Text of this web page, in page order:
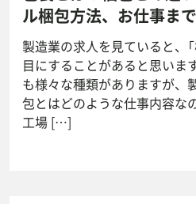
ル梱包方法、お仕事ま
製造業の求人を見ていると、
目にすることがあると思いま
も様々な種類がありますが、
包とはどのような仕事内容な
工場 […]